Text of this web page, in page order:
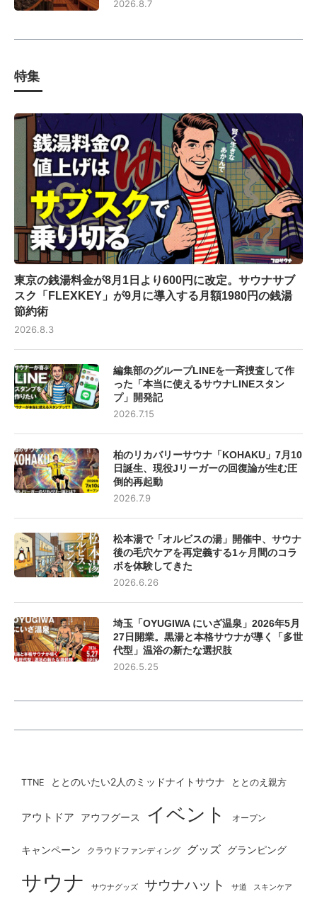
2026.8.7
特集
東京の銭湯料金が8月1日より600円に改定。サウナサブ
スク「FLEXKEY」が9月に導入する月額1980円の銭湯
節約術
2026.8.3
編集部のグループLINEを一斉捜査して作
った「本当に使えるサウナLINEスタン
プ」開発記
2026.7.15
柏のリカバリーサウナ「KOHAKU」7月10
日誕生、現役Jリーガーの回復論が生む圧
倒的再起動
2026.7.9
松本湯で「オルビスの湯」開催中、サウナ
後の毛穴ケアを再定義する1ヶ月間のコラ
ボを体験してきた
2026.6.26
埼玉「OYUGIWA にいざ温泉」2026年5月
27日開業。黒湯と本格サウナが導く「多世
代型」温浴の新たな選択肢
2026.5.25
TTNE ととのいたい2人のミッドナイトサウナ ととのえ親方
アウトドア アウフグース イベント オープン
キャンペーン クラウドファンディング グッズ グランピング
サウナ サウナグッズ サウナハット サ道 スキンケア